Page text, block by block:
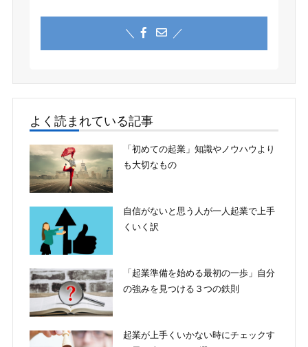
＼ ／
よく読まれている記事
「初めての起業」知識やノウハウより
も大切なもの
自信がないと思う人が一人起業で上手
くいく訳
「起業準備を始める最初の一歩」自分
の強みを見つける３つの鉄則
起業が上手くいかない時にチェックす